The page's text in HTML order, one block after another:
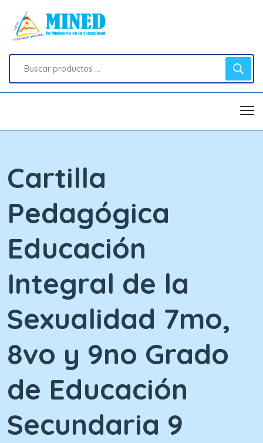
Cartilla
Pedagógica
Educación
Integral de la
Sexualidad 7mo,
8vo y 9no Grado
de Educación
Secundaria 9